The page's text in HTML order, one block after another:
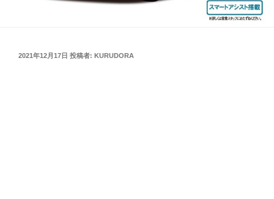
投
2021年12月17日 投稿者: KURUDORA